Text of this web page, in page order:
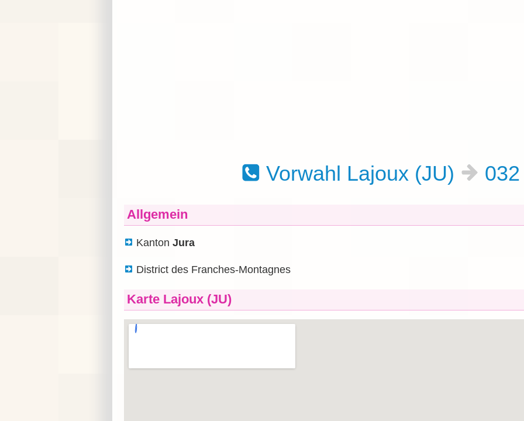
Vorwahl Lajoux (JU)
Allgemein
Kanton Jura
District des Franches-Montagnes
Karte Lajoux (JU)